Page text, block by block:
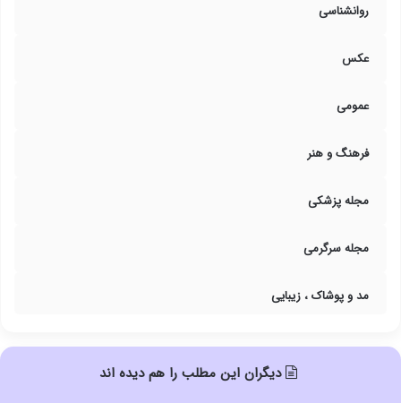
روانشناسی
عکس
عمومی
فرهنگ و هنر
مجله پزشکی
مجله سرگرمی
مد و پوشاک ، زیبایی
دیگران این مطلب را هم دیده اند